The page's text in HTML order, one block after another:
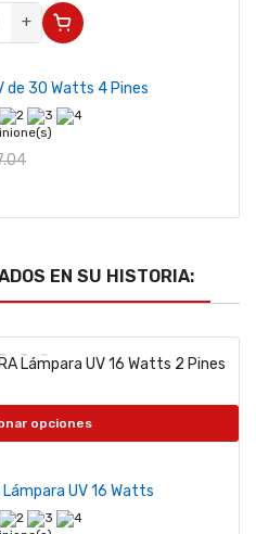
+
de 30 Watts 4 Pines
EN SU HISTORIA:
opciones
Lámpara UV 16 Watts